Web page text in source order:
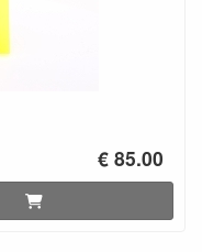
€ 85.00